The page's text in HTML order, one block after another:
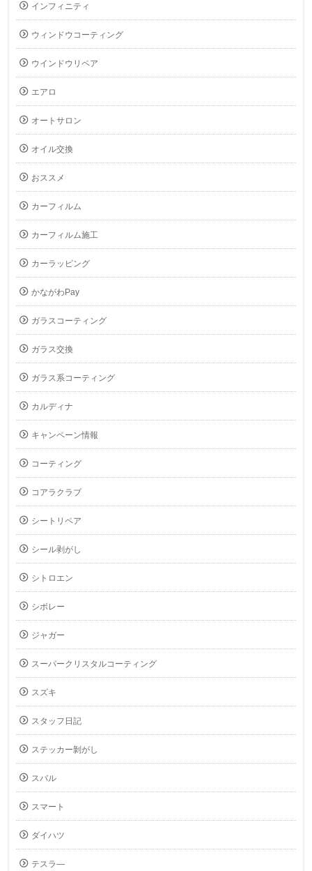
インフィニティ
ウィンドウコーティング
ウインドウリペア
エアロ
オートサロン
オイル交換
おススメ
カーフィルム
カーフィルム施工
カーラッピング
かながわPay
ガラスコーティング
ガラス交換
ガラス系コーティング
カルディナ
キャンペーン情報
コーティング
コアラクラブ
シートリペア
シール剥がし
シトロエン
シボレー
ジャガー
スーパークリスタルコーティング
スズキ
スタッフ日記
ステッカー剝がし
スバル
スマート
ダイハツ
テスラ―